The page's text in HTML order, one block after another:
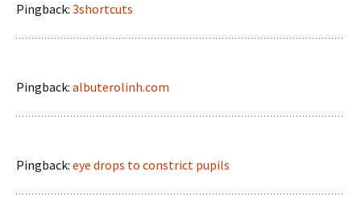
Pingback: 3shortcuts
Pingback: albuterolinh.com
Pingback: eye drops to constrict pupils